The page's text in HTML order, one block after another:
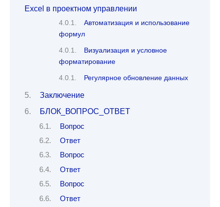
Excel в проектном управлении
Автоматизация и использование
формул
Визуализация и условное
форматирование
Регулярное обновление данных
Заключение
БЛОК_ВОПРОС_ОТВЕТ
Вопрос
Ответ
Вопрос
Ответ
Вопрос
Ответ